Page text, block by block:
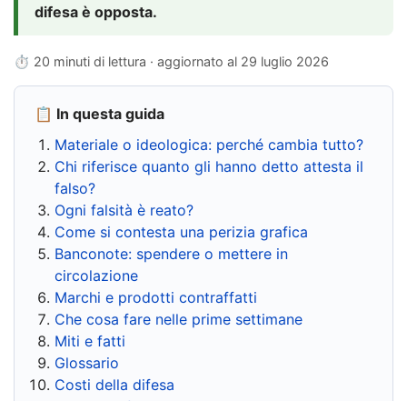
difesa è opposta.
⏱ 20 minuti di lettura · aggiornato al 29 luglio 2026
📋 In questa guida
Materiale o ideologica: perché cambia tutto?
Chi riferisce quanto gli hanno detto attesta il
falso?
Ogni falsità è reato?
Come si contesta una perizia grafica
Banconote: spendere o mettere in
circolazione
Marchi e prodotti contraffatti
Che cosa fare nelle prime settimane
Miti e fatti
Glossario
Costi della difesa